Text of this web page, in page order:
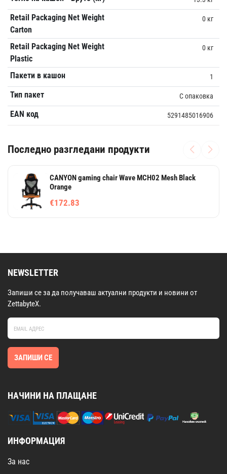
Retail Packaging Net Weight
Carton
0 кг
Retail Packaging Net Weight
Plastic
0 кг
Пакети в кашон 1
Тип пакет С опаковка
EAN код 5291485016906
Последно разгледани продукти
CANYON gaming chair Wave MCH02 Mesh Black
Orange
€172.83
NEWSLETTER
Запиши се за да получаваш актуални продукти и новини от
ZettabyteX.
ЗАПИШИ СЕ
НАЧИНИ НА ПЛАЩАНЕ
ИНФОРМАЦИЯ
За нас